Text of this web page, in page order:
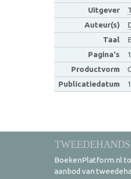
Uitgever
Auteur(s)
Taal
Pagina's
Productvorm
Publicatiedatum
BoekenPlatform.nl
aanbod van